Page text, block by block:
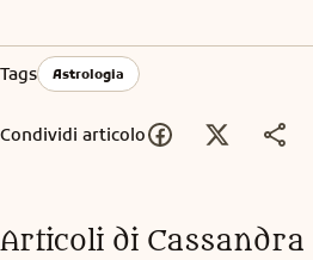
Tags Astrologia
Condividi articolo
Articoli di Cassandra